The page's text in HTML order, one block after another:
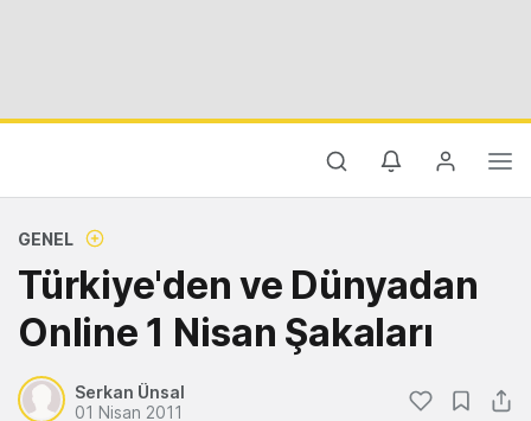
GENEL
Türkiye'den ve Dünyadan
Online 1 Nisan Şakaları
Serkan Ünsal
01 Nisan 2011